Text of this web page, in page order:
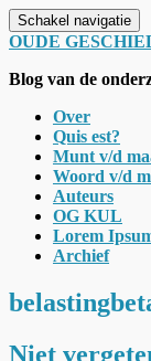
Schakel navigatie
OUDE
Blog van de
Over
Quis est?
Munt v/d
Woord v/d
Auteurs
OG KUL
Lorem
Archief
Niet